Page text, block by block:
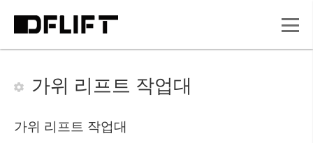
가위 리프트 작업대
가위 리프트 작업대